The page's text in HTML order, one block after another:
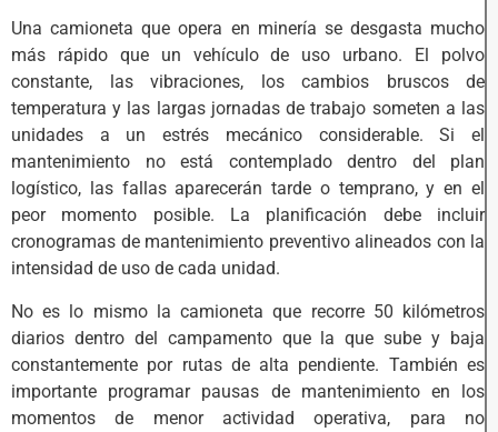
Una camioneta que opera en minería se desgasta mucho
más rápido que un vehículo de uso urbano. El polvo
constante, las vibraciones, los cambios bruscos de
temperatura y las largas jornadas de trabajo someten a las
unidades a un estrés mecánico considerable. Si el
mantenimiento no está contemplado dentro del plan
logístico, las fallas aparecerán tarde o temprano, y en el
peor momento posible. La planificación debe incluir
cronogramas de mantenimiento preventivo alineados con la
intensidad de uso de cada unidad.
No es lo mismo la camioneta que recorre 50 kilómetros
diarios dentro del campamento que la que sube y baja
constantemente por rutas de alta pendiente. También es
importante programar pausas de mantenimiento en los
momentos de menor actividad operativa, para no